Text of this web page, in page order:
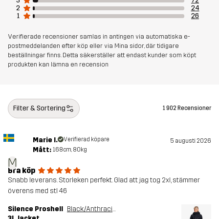
Skapad för VANDRING ALL-ROUND
Artikelnummer 10713_4691
2
24
1
26
Verifierade recensioner samlas in antingen via automatiska e-
postmeddelanden efter köp eller via Mina sidor, där tidigare
beställningar finns. Detta säkerställer att endast kunder som köpt
produkten kan lämna en recension
Filter & Sortering 1 902 Recensioner
M
Marie I. Verifierad köpare 5 augusti 2026
Mått: 168cm, 80kg
Bra köp
Snabb leverans. Storleken perfekt. Glad att jag tog 2xl, stämmer
överens med stl 46
Silence Proshell
Black/Anthracite